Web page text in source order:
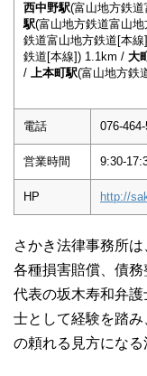
西中野駅(富山地方鉄
駅(富山地方鉄道富山
鉄道富山地方鉄道[本
鉄道[本線]) 1.1km / 大
/ 上本町駅(富山地方鉄
電話 076-
営業時間 9:30-
HP http://
さかき法律事務所
各種損害賠償、債務
代表の坂木寿和弁
士として経験を踏
の頼れる見方になる